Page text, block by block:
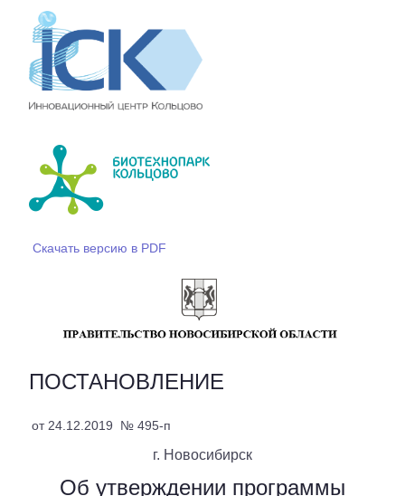
Скачать версию в PDF
ПОСТАНОВЛЕНИЕ
от 24.12.2019 № 495-п
г. Новосибирск
Об утверждении программы